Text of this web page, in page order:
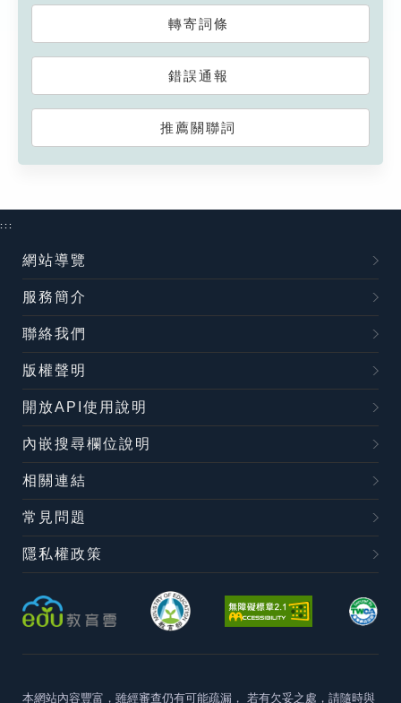
轉寄詞條
錯誤通報
推薦關聯詞
:::
網站導覽
服務簡介
聯絡我們
版權聲明
開放API使用說明
內嵌搜尋欄位說明
相關連結
常見問題
隱私權政策
本網站內容豐富，雖經審查仍有可能疏漏， 若有欠妥之處，請隨時與